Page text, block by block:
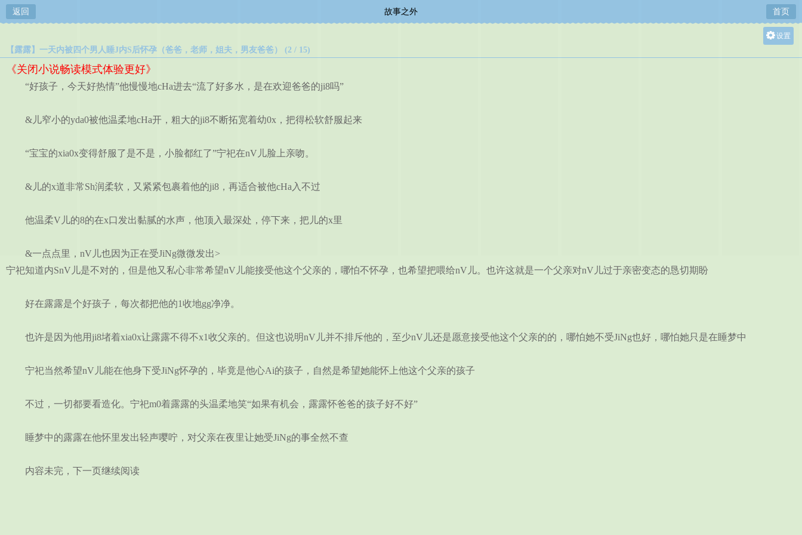
返回 故事之外 首页
设置
【露露】一天内被四个男人睡J内S后怀孕（爸爸，老师，姐夫，男友爸爸） (2 / 15)
《关闭小说畅读模式体验更好》
“好孩子，今天好热情”他慢慢地cHa进去“流了好多水，是在欢迎爸爸的ji8吗”
&儿窄小的yda0被他温柔地cHa开，粗大的ji8不断拓宽着幼0x，把得松软舒服起来
“宝宝的xia0x变得舒服了是不是，小脸都红了”宁祀在nV儿脸上亲吻。
&儿的x道非常Sh润柔软，又紧紧包裹着他的ji8，再适合被他cHa入不过
他温柔V儿的8的在x口发出黏腻的水声，他顶入最深处，停下来，把儿的x里
&一点点里，nV儿也因为正在受JiNg微微发出>
宁祀知道内SnV儿是不对的，但是他又私心非常希望nV儿能接受他这个父亲的，哪怕不怀孕，也希望把喂给nV儿。也许这就是一个父亲对nV儿过于亲密变态的恳切期盼
好在露露是个好孩子，每次都把他的1收地gg净净。
也许是因为他用ji8堵着xia0x让露露不得不x1收父亲的。但这也说明nV儿并不排斥他的，至少nV儿还是愿意接受他这个父亲的的，哪怕她不受JiNg也好，哪怕她只是在睡梦中
宁祀当然希望nV儿能在他身下受JiNg怀孕的，毕竟是他心Ai的孩子，自然是希望她能怀上他这个父亲的孩子
不过，一切都要看造化。宁祀m0着露露的头温柔地笑“如果有机会，露露怀爸爸的孩子好不好”
睡梦中的露露在他怀里发出轻声嘤咛，对父亲在夜里让她受JiNg的事全然不查
内容未完，下一页继续阅读